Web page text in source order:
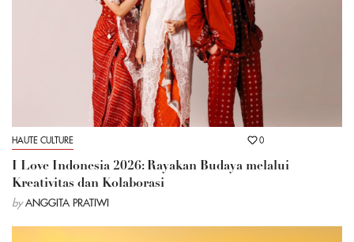
HAUTE CULTURE 0
I Love Indonesia 2026: Rayakan Budaya melalui
Kreativitas dan Kolaborasi
by ANGGITA PRATIWI